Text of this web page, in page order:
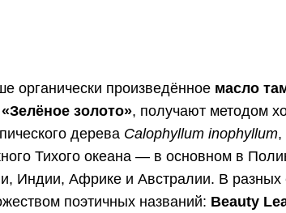
органически произведённое масло
«Зелёное золото», получают методом
дерева Calophyllum inophyllum,
Тихого океана — в основном в
Индии, Африке и Австралии. В разных
поэтичных названий: Beauty